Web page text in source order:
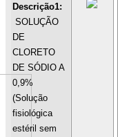
Descrição1:
SOLUÇÃO
DE
CLORETO
DE SÓDIO A
0,9%
(Solução
fisiológica
estéril sem